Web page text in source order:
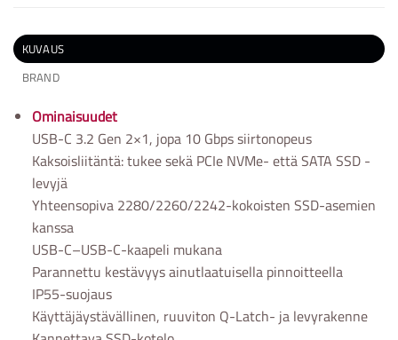
KUVAUS
BRAND
Ominaisuudet
USB-C 3.2 Gen 2×1, jopa 10 Gbps siirtonopeus
Kaksoisliitäntä: tukee sekä PCIe NVMe- että SATA SSD -
levyjä
Yhteensopiva 2280/2260/2242-kokoisten SSD-asemien
kanssa
USB-C–USB-C-kaapeli mukana
Parannettu kestävyys ainutlaatuisella pinnoitteella
IP55-suojaus
Käyttäjäystävällinen, ruuviton Q-Latch- ja levyrakenne